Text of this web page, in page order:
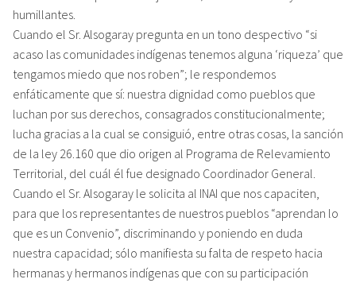
humillantes.
Cuando el Sr. Alsogaray pregunta en un tono despectivo “si
acaso las comunidades indígenas tenemos alguna ‘riqueza’ que
tengamos miedo que nos roben”; le respondemos
enfáticamente que sí: nuestra dignidad como pueblos que
luchan por sus derechos, consagrados constitucionalmente;
lucha gracias a la cual se consiguió, entre otras cosas, la sanción
de la ley 26.160 que dio origen al Programa de Relevamiento
Territorial, del cuál él fue designado Coordinador General.
Cuando el Sr. Alsogaray le solicita al INAI que nos capaciten,
para que los representantes de nuestros pueblos “aprendan lo
que es un Convenio”, discriminando y poniendo en duda
nuestra capacidad; sólo manifiesta su falta de respeto hacia
hermanas y hermanos indígenas que con su participación